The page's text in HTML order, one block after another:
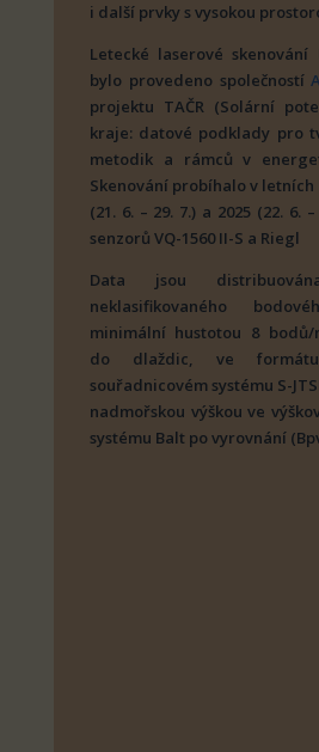
i další prvky s vysokou
Letecké laserové skenování
bylo provedeno společností
projektu TAČR (Solární
kraje: datové podklady pro
metodik a rámců v
Skenování probíhalo v letních
(21. 6. – 29. 7.) a 2025 (22. 6.
senzorů VQ-1560 II-S a Riegl
Data jsou
neklasifikovaného
minimální hustotou 8 bodů/
do dlaždic, ve
souřadnicovém systému S-
nadmořskou výškou ve
systému Balt po vyrovnání